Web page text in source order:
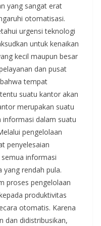
yang sangat erat
otomatisasi.
urgensi teknologi
untuk kenaikan
kecil maupun besar
dan pusat
tempat
suatu kantor akan
merupakan suatu
dalam suatu
pengelolaan
penyelesaian
informasi
rendah pula.
proses pengelolaan
produktivitas
otomatis. Karena
dan didistribusikan,